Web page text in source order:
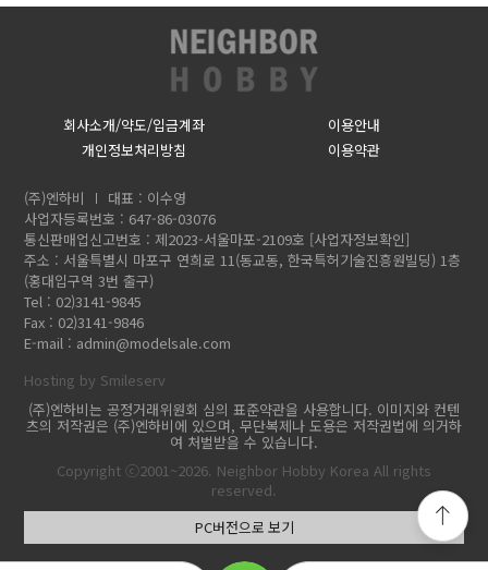
회사소개/약도/입금계좌
이용안내
개인정보처리방침
이용약관
(주)엔하비
대표 : 이수영
사업자등록번호 : 647-86-03076
통신판매업신고번호 : 제2023-서울마포-2109호 [사업자정보확인]
주소 : 서울특별시 마포구 연희로 11(동교동, 한국특허기술진흥원빌딩) 1층
(홍대입구역 3번 출구)
Tel : 02)3141-9845
Fax : 02)3141-9846
E-mail : admin@modelsale.com
Hosting by Smileserv
(주)엔하비는 공정거래위원회 심의 표준약관을 사용합니다. 이미지와 컨텐
츠의 저작권은 (주)엔하비에 있으며, 무단복제나 도용은 저작권법에 의거하
여 처벌받을 수 있습니다.
Copyright ⓒ2001~2026. Neighbor Hobby Korea All rights
reserved.
PC버전으로 보기